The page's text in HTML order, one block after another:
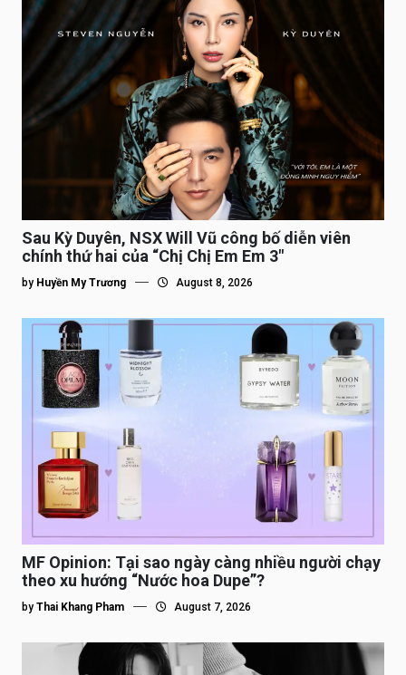
Sau Kỳ Duyên, NSX Will Vũ công bố diễn viên
chính thứ hai của “Chị Chị Em Em 3″
by Huyền My Trương August 8, 2026
MF Opinion: Tại sao ngày càng nhiều người chạy
theo xu hướng “Nước hoa Dupe”?
by Thai Khang Pham August 7, 2026